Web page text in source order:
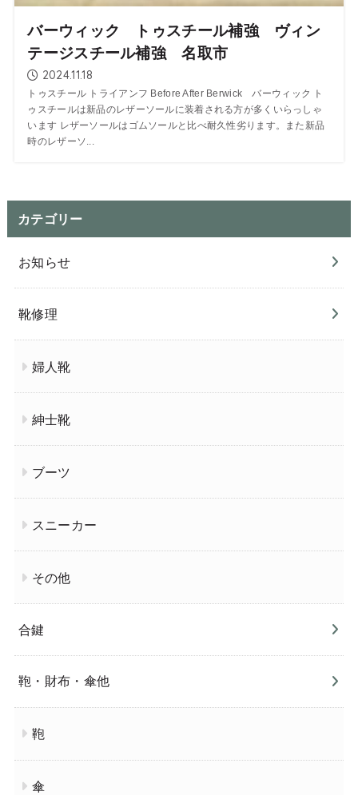
バーウィック トゥスチール補強 ヴィン
テージスチール補強 名取市
2024.11.18
トゥスチール トライアンフ Before After Berwick バーウィック ト
ゥスチールは新品のレザーソールに装着される方が多くいらっしゃ
います レザーソールはゴムソールと比べ耐久性劣ります。また新品
時のレザーソ...
カテゴリー
お知らせ
靴修理
婦人靴
紳士靴
ブーツ
スニーカー
その他
合鍵
鞄・財布・傘他
鞄
傘